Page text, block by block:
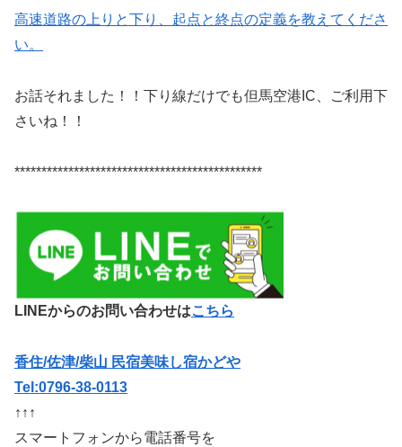
高速道路の上りと下り、起点と終点の定義を教えてくださ
い。
お話それました！！下り線だけでも但馬空港IC、ご利用下
さいね！！
**********************************************
LINEからのお問い合わせはこちら
香住/佐津/柴山 民宿美味し宿かどや
Tel:0796-38-0113
↑↑↑
スマートフォンから電話番号を